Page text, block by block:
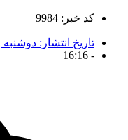
کد خبر: 9984
تاریخ انتشار: دوشنبه , 22 سپتامبر ,
-
16:16